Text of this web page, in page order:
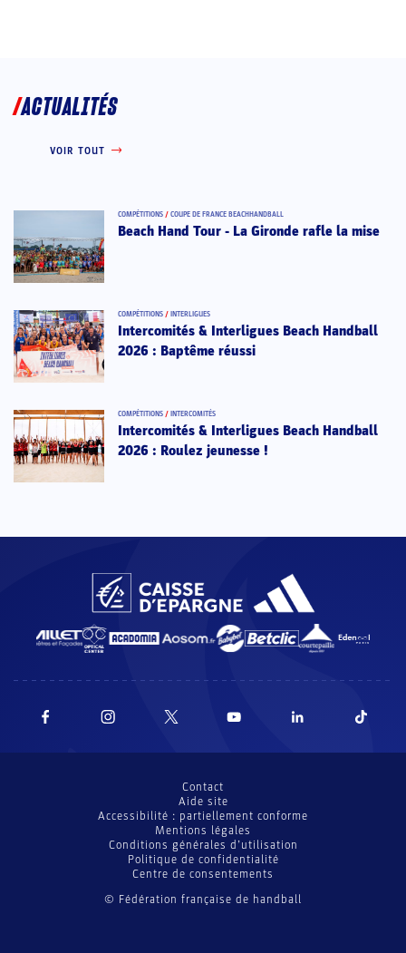
ACTUALITÉS
VOIR TOUT
COMPÉTITIONS / COUPE DE FRANCE BEACHHANDBALL
Beach Hand Tour - La Gironde rafle la mise
COMPÉTITIONS / INTERLIGUES
Intercomités & Interligues Beach Handball
2026 : Baptême réussi
COMPÉTITIONS / INTERCOMITÉS
Intercomités & Interligues Beach Handball
2026 : Roulez jeunesse !
© Fédération française de handball
Contact
Aide site
Accessibilité : partiellement conforme
Mentions légales
Conditions générales d’utilisation
Politique de confidentialité
Centre de consentements